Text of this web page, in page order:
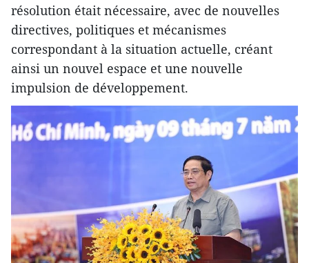
résolution était nécessaire, avec de nouvelles
directives, politiques et mécanismes
correspondant à la situation actuelle, créant
ainsi un nouvel espace et une nouvelle
impulsion de développement.